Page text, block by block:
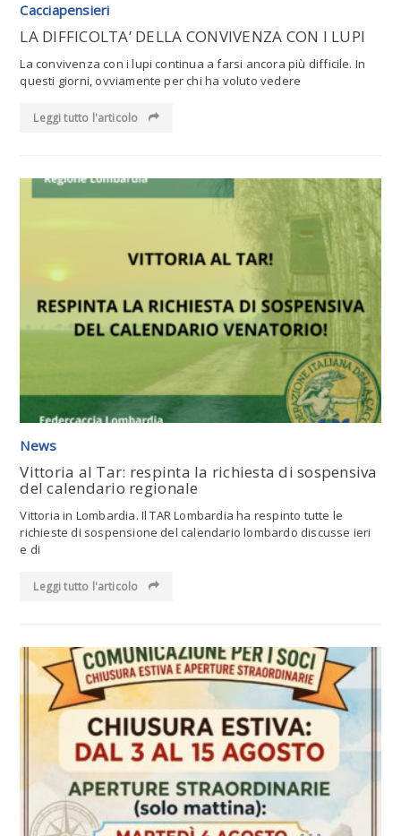
Cacciapensieri
LA DIFFICOLTA’ DELLA CONVIVENZA CON I LUPI
La convivenza con i lupi continua a farsi ancora più difficile. In
questi giorni, ovviamente per chi ha voluto vedere
Leggi tutto l'articolo
Leggi tutto l'articolo
News
Vittoria al Tar: respinta la richiesta di sospensiva
del calendario regionale
Vittoria in Lombardia. Il TAR Lombardia ha respinto tutte le
richieste di sospensione del calendario lombardo discusse ieri
e di
Leggi tutto l'articolo
Leggi tutto l'articolo